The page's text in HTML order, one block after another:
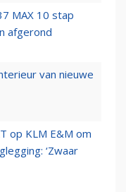
MAX 10 stap
afgerond
van nieuwe
op KLM E&M om
‘Zwaar